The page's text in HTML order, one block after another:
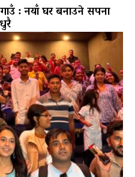
: नयाँ घर बनाउने सपना